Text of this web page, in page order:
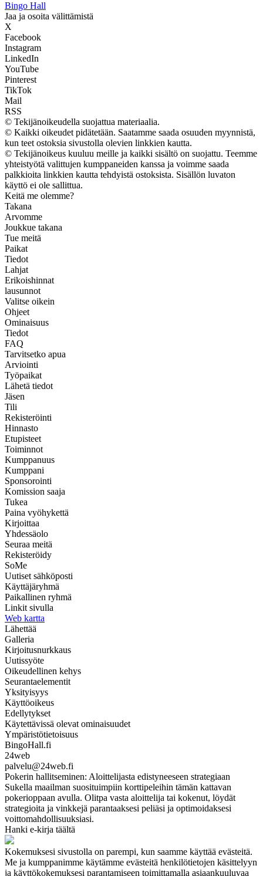
Bingo Hall
Jaa ja osoita välittämistä
X
Facebook
Instagram
LinkedIn
YouTube
Pinterest
TikTok
Mail
RSS
© Tekijänoikeudella suojattua materiaalia.
© Kaikki oikeudet pidätetään. Saatamme saada osuuden myynnistä,
kun teet ostoksia sivustolla olevien linkkien kautta.
© Tekijänoikeus kuuluu meille ja kaikki sisältö on suojattu. Teemme
yhteistyötä valittujen kumppaneiden kanssa ja voimme saada
palkkioita linkkien kautta tehdyistä ostoksista. Sisällön luvaton
käyttö ei ole sallittua.
Keitä me olemme?
Takana
Arvomme
Joukkue takana
Tue meitä
Paikat
Tiedot
Lahjat
Erikoishinnat
lausunnot
Valitse oikein
Ohjeet
Ominaisuus
Tiedot
FAQ
Tarvitsetko apua
Arviointi
Työpaikat
Lähetä tiedot
Jäsen
Tili
Rekisteröinti
Hinnasto
Etupisteet
Toiminnot
Kumppanuus
Kumppani
Sponsorointi
Komission saaja
Tukea
Paina vyöhykettä
Kirjoittaa
Yhdessäolo
Seuraa meitä
Rekisteröidy
SoMe
Uutiset sähköposti
Käyttäjäryhmä
Paikallinen ryhmä
Linkit sivulla
Web kartta
Lähettää
Galleria
Kirjoitusnurkkaus
Uutissyöte
Oikeudellinen kehys
Seurantaelementit
Yksityisyys
Käyttöoikeus
Edellytykset
Käytettävissä olevat ominaisuudet
Ympäristötietoisuus
BingoHall.fi
24web
palvelu@24web.fi
Pokerin hallitseminen: Aloittelijasta edistyneeseen strategiaan
Sukella maailman suosituimpiin korttipeleihin tämän kattavan
pokerioppaan avulla. Olitpa vasta aloittelija tai kokenut, löydät
strategioita ja vinkkejä parantaaksesi peliäsi ja optimoidaksesi
voittomahdollisuuksiasi.
Hanki e-kirja täältä
Kokemuksesi sivustolla on parempi, kun saamme käyttää evästeitä.
Me ja kumppanimme käytämme evästeitä henkilötietojen käsittelyyn
ja käyttökokemuksesi parantamiseen toimittamalla asiaankuuluvaa